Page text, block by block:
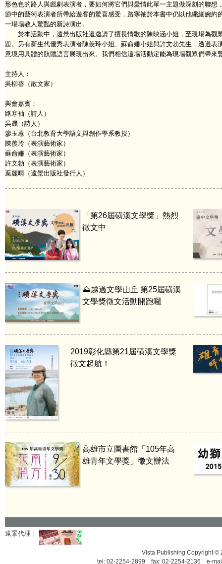
形色色的路人與戲劇表演者，要如何將它們與愛情此單一主題做深刻的聯
節中的藝術表演者所帶給遊客的驚喜感受，路寒袖於本書中仍以他纖細婉
一場場教人驚豔的新詩演出。
於本活動中，遠景出版社還邀請了擅長情歌的陳映涵小姐，至現場為觀
題。另有新生代優秀表演者陳羨玲小姐、蘇俞姍小姐與許文勃先生，透過
意境用具體的肢體語言展現出來。我們相信這場活動定能為現場觀眾們帶來
主持人：
吳柳蓓（散文家）
與會嘉賓：
路寒袖（詩人）
吳晟（詩人）
廖玉蕙（台北教育大學語文與創作學系教授）
陳羨玲（表演藝術家）
蘇俞姍（表演藝術家）
許文勃（表演藝術家）
葉麗晴（遠景出版社發行人）
「第26屆磺溪文學獎」熱烈
徵文中
⛰️越過文學山丘 第25屆磺溪
文學獎徵文活動開跑囉
2019彰化縣第21屆磺溪文學獎
徵文起航！
高雄市立圖書館「105年高
雄青年文學獎」徵文辦法
遠景代理｜
Vista Publishing Copyright ©
tel: 02-2254-2899 fax: 02-2254-2136 e-